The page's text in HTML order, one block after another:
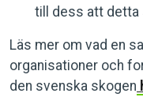
till dess att detta
Läs mer om vad en
organisationer och
den svenska skogen